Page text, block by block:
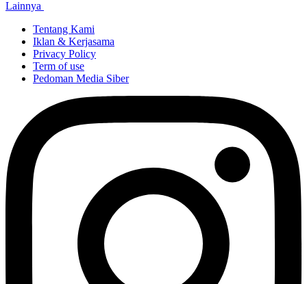
Lainnya
Tentang Kami
Iklan & Kerjasama
Privacy Policy
Term of use
Pedoman Media Siber